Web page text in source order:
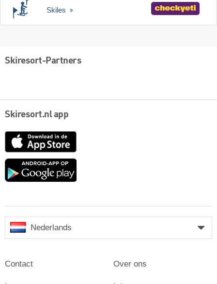
Skiles
Skiresort-Partners
Skiresort.nl app
App
Google
Nederlands
Contact Over ons